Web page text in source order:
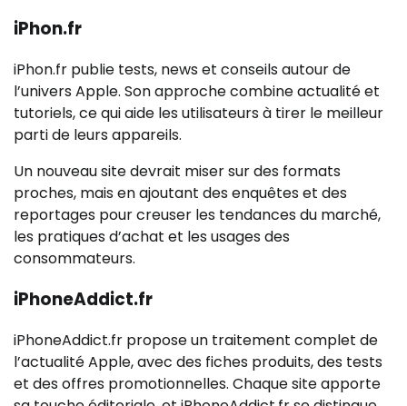
iPhon.fr
iPhon.fr publie tests, news et conseils autour de
l’univers Apple. Son approche combine actualité et
tutoriels, ce qui aide les utilisateurs à tirer le meilleur
parti de leurs appareils.
Un nouveau site devrait miser sur des formats
proches, mais en ajoutant des enquêtes et des
reportages pour creuser les tendances du marché,
les pratiques d’achat et les usages des
consommateurs.
iPhoneAddict.fr
iPhoneAddict.fr propose un traitement complet de
l’actualité Apple, avec des fiches produits, des tests
et des offres promotionnelles. Chaque site apporte